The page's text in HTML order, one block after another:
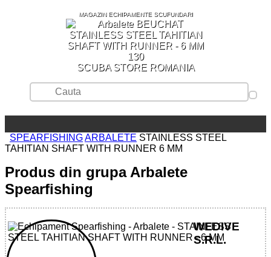
MAGAZIN ECHIPAMENTE SCUFUNDARI
SCUBA STORE ROMANIA
SPEARFISHINGARBALETE STAINLESS STEEL
TAHITIAN SHAFT WITH RUNNER 6 MM
Produs din grupa Arbalete
Spearfishing
WEDIVE
S.R.L.